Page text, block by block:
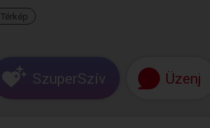
Térkép
SzuperSzív Üzenj